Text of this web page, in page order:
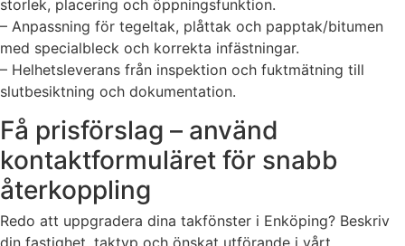
storlek, placering och öppningsfunktion.
– Anpassning för tegeltak, plåttak och papptak/bitumen
med specialbleck och korrekta infästningar.
– Helhetsleverans från inspektion och fuktmätning till
slutbesiktning och dokumentation.
Få prisförslag – använd
kontaktformuläret för snabb
återkoppling
Redo att uppgradera dina takfönster i Enköping? Beskriv
din fastighet, taktyp och önskat utförande i vårt